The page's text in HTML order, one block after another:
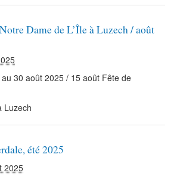
Dame de L’Île à Luzech / août
30 août 2025 / 15 août Fête de
Luzech
été 2025
2025